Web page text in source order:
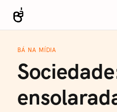
i
Revista Bá
BÁ NA MÍDIA